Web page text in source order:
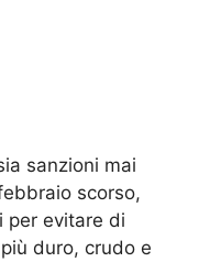
sanzioni mai
scorso,
per evitare di
duro, crudo e